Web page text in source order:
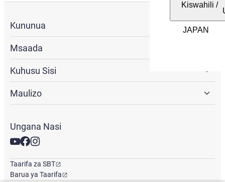
Kiswahili /
Kununua
Msaada
Kuhusu Sisi
Maulizo
Ungana Nasi
Taarifa za SBT
Barua ya Taarifa